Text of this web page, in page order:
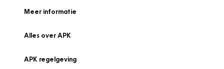
Meer informatie
Alles over APK
APK regelgeving